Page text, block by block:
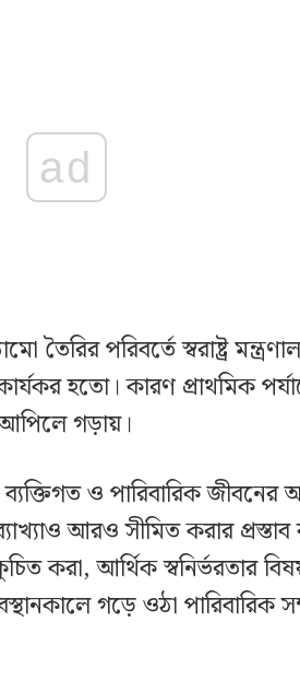
ad
পরিবর্তে স্বরাষ্ট্র
হতো। কারণ প্রাথমিক
গড়ায়।
ও পারিবারিক জীবনের
আরও সীমিত করার প্রস্তাব
করা, আর্থিক স্বনির্ভরতার
গড়ে ওঠা পারিবারিক